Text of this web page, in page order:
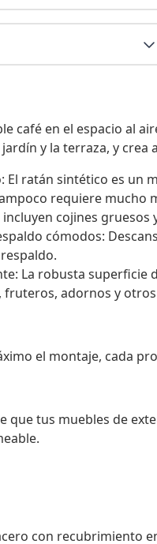
café en el espacio al
y la terraza, y crea
El ratán sintético es un
requiere mucho
incluyen cojines
cómodos:
La robusta superficie
fruteros, adornos y
el montaje, cada
que tus muebles de
con recubrimiento